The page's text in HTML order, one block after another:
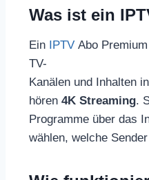
Was ist ein
Ein IPTV Abo
TV-
Kanälen und Inhalten
hören 4K Streaming.
Programme über das
wählen, welche